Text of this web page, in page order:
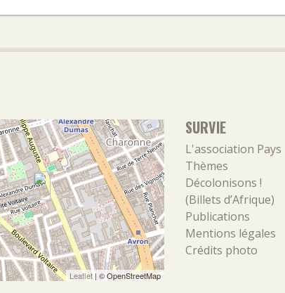
Leaflet | ©OpenStreetMap
SURVIE
L'association Pays
Thèmes
Décolonisons !
(Billets d’Afrique)
Publications
Mentions légales
Crédits photo